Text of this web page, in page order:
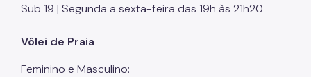
Sub 19 | Segunda a sexta-feira das 19h às 21h20
Vôlei de Praia
Feminino e Masculino: